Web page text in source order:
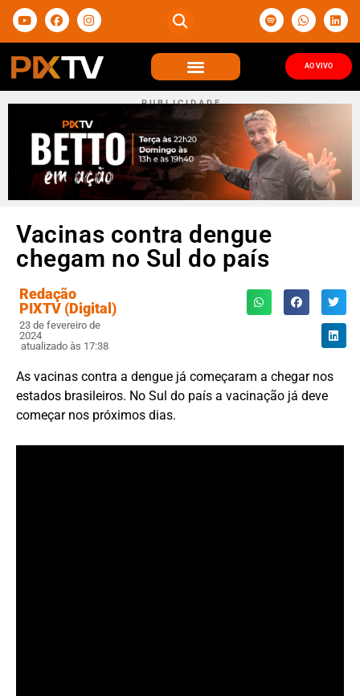
AO VIVO
P U B L I C I D A D E
Vacinas contra dengue
chegam no Sul do país
Redação
PIXTV (Digital)
23 de fevereiro de
2024
atualizado às 17:38
As vacinas contra a dengue já começaram a chegar nos
estados brasileiros. No Sul do país a vacinação já deve
começar nos próximos dias.